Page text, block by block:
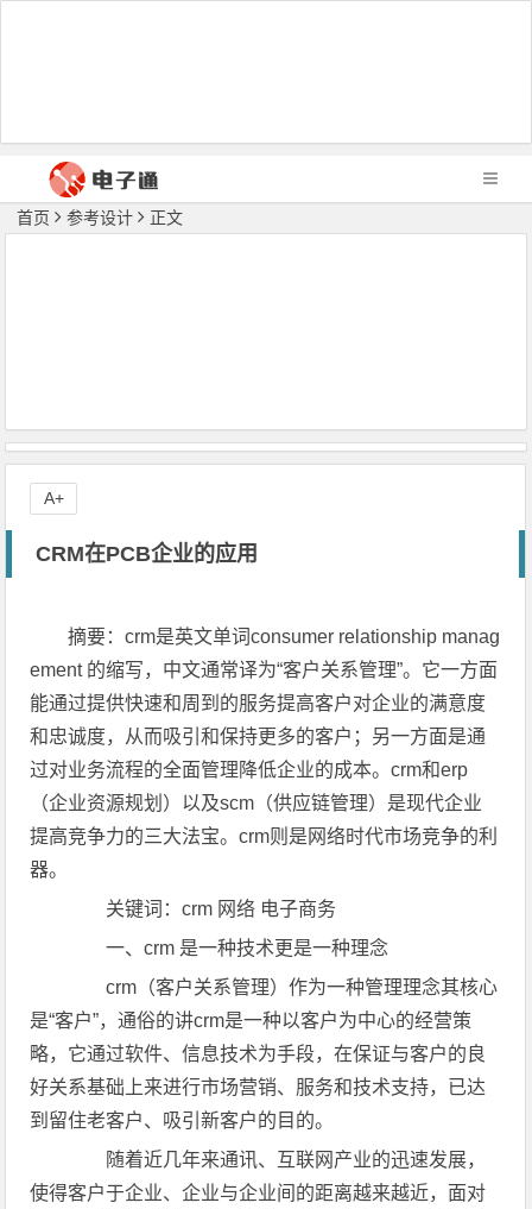
首页 参考设计 正文
CRM在PCB企业的应用
摘要：crm是英文单词consumer relationship manag
ement 的缩写，中文通常译为“客户关系管理”。它一方面
能通过提供快速和周到的服务提高客户对企业的满意度
和忠诚度，从而吸引和保持更多的客户；另一方面是通
过对业务流程的全面管理降低企业的成本。crm和erp
（企业资源规划）以及scm（供应链管理）是现代企业
提高竞争力的三大法宝。crm则是网络时代市场竞争的利
器。
关键词：crm 网络 电子商务
一、crm 是一种技术更是一种理念
crm（客户关系管理）作为一种管理理念其核心
是“客户”，通俗的讲crm是一种以客户为中心的经营策
略，它通过软件、信息技术为手段，在保证与客户的良
好关系基础上来进行市场营销、服务和技术支持，已达
到留住老客户、吸引新客户的目的。
随着近几年来通讯、互联网产业的迅速发展，
使得客户于企业、企业与企业间的距离越来越近，面对
A+